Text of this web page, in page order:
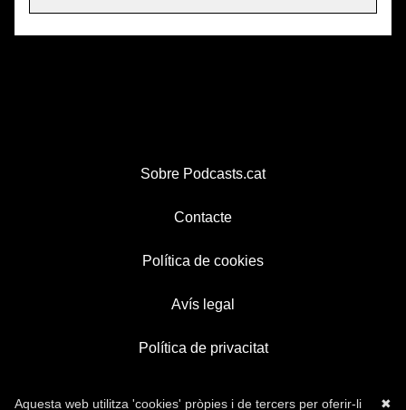
Sobre Podcasts.cat
Contacte
Política de cookies
Avís legal
Política de privacitat
✖
Aquesta web utilitza 'cookies' pròpies i de tercers per oferir-li